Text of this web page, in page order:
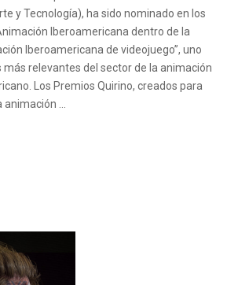
y Tecnología), ha sido nominado en los
Iberoamericana dentro de la
Iberoamericana de videojuego”, uno
relevantes del sector de la animación
Los Premios Quirino, creados para
animación …